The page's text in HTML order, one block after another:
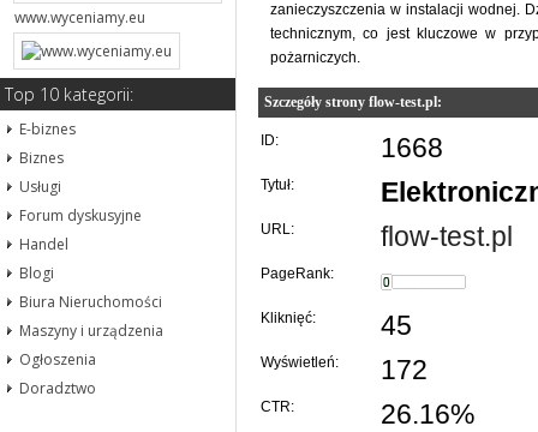
www.wyceniamy.eu
Top 10 kategorii:
E-biznes
Biznes
Usługi
Forum dyskusyjne
Handel
Blogi
Biura Nieruchomości
Maszyny i urządzenia
Ogłoszenia
Doradztwo
zanieczyszczenia w instalacji wodnej.
technicznym, co jest kluczowe w
pożarniczych.
Szczegóły strony flow-test.pl:
ID: 1668
Tytuł:
URL: flow-test.pl
PageRank:
Kliknięć: 45
Wyświetleń: 172
CTR: 26.16%